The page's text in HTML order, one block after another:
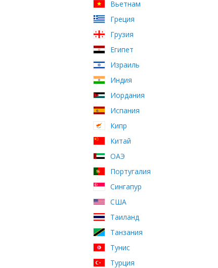
Вьетнам
Греция
Грузия
Египет
Израиль
Индия
Иордания
Испания
Кипр
Китай
ОАЭ
Португалия
Сингапур
США
Таиланд
Танзания
Тунис
Турция